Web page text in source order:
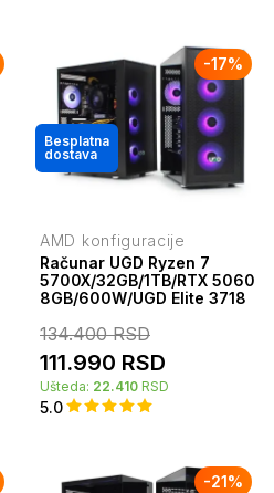
-17%
Besplatna
dostava
AMD konfiguracije
Računar UGD Ryzen 7
5700X/32GB/1TB/RTX 5060
8GB/600W/UGD Elite 3718
5.0
134.400RSD
111.990 RSD
Ušteda: 22.410 RSD
-21%